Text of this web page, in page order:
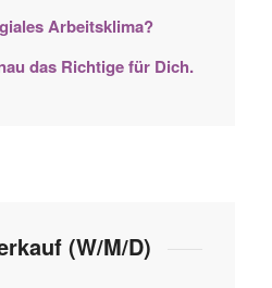
Arbeitsklima?
das Richtige für Dich.
(W/M/D)